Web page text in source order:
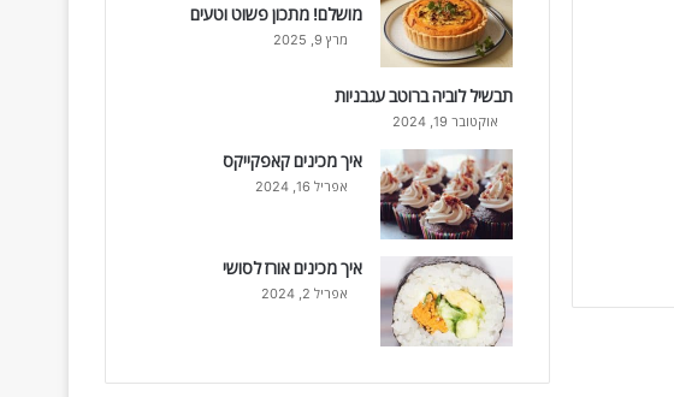
מושלם! מתכון פשוט וטעים
מרץ 9, 2025
תבשיל לוביה ברוטב עגבניות
אוקטובר 19, 2024
איך מכינים קאפקייקס
אפריל 16, 2024
איך מכינים אורז לסושי
אפריל 2, 2024